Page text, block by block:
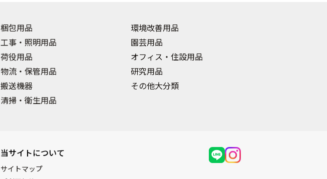
梱包用品
工事・照明用品
荷役用品
物流・保管用品
搬送機器
清掃・衛生用品
環境改善用品
園芸用品
オフィス・住設用品
研究用品
その他大分類
当サイトについて
サイトマップ